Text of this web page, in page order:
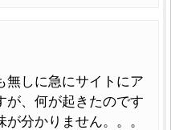
無しに急にサイトにア
が、何が起きたのです
分かりません。。。